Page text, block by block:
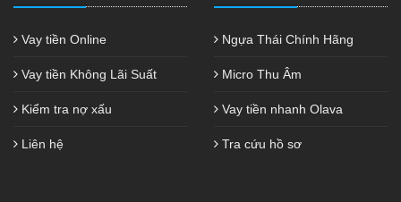
Vay tiền Online
Vay tiền Không Lãi Suất
Kiểm tra nợ xấu
Liên hệ
Ngựa Thái Chính Hãng
Micro Thu Âm
Vay tiền nhanh Olava
Tra cứu hồ sơ